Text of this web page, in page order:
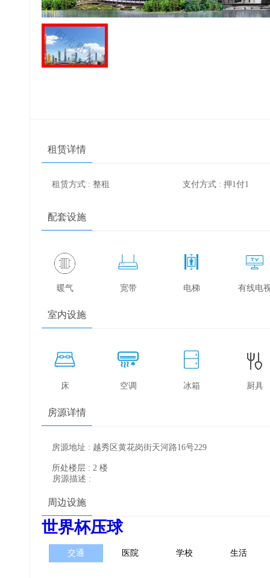
1-1
租赁详情
租赁方式 : 整租 支付方式 : 押1付1
配套设施
暖气 宽带 电梯 有线电
室内设施
床 空调 冰箱 厨具
房源详情
房源地址 : 越秀区黄花岗街天河路16号229
所处楼层 : 2 楼
房源描述 :
周边设施